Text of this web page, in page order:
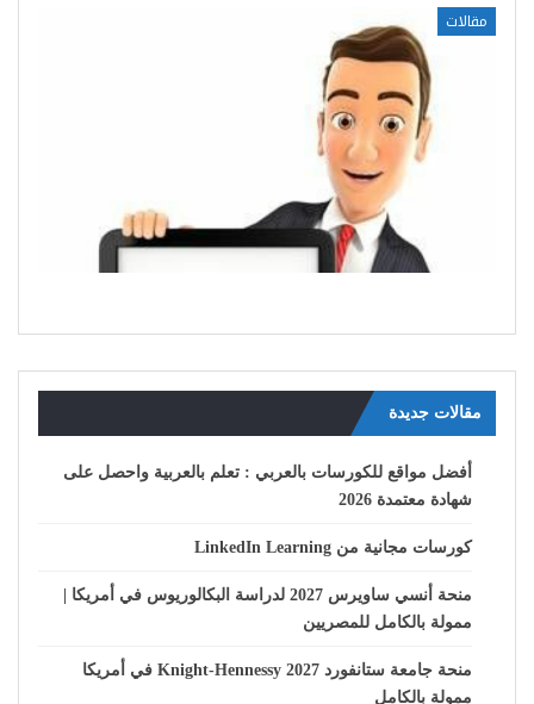
مقالات
مقالات جديدة
أفضل مواقع للكورسات بالعربي : تعلم بالعربية واحصل على
شهادة معتمدة 2026
كورسات مجانية من LinkedIn Learning
منحة أنسي ساويرس 2027 لدراسة البكالوريوس في أمريكا |
ممولة بالكامل للمصريين
منحة جامعة ستانفورد Knight-Hennessy 2027 في أمريكا
ممولة بالكامل